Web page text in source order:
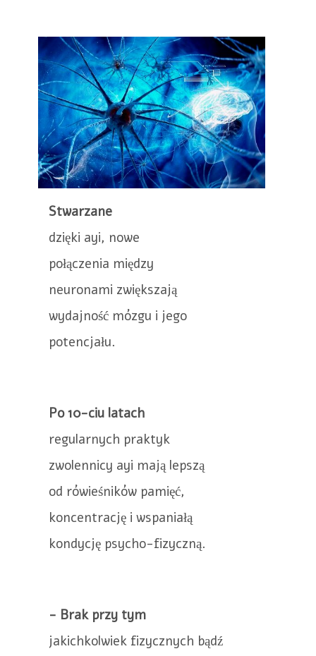
Stwarzane
dzięki ayi, nowe
połączenia między
neuronami zwiększają
wydajność mózgu i jego
potencjału.
Po 10-ciu latach
regularnych praktyk
zwolennicy ayi mają lepszą
od rówieśników pamięć,
koncentrację i wspaniałą
kondycję psycho-fizyczną.
- Brak przy tym
jakichkolwiek fizycznych bądź